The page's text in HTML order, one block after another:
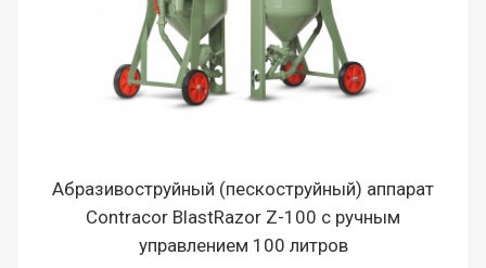
Абразивоструйный (пескоструйный) аппарат
Contracor BlastRazor Z-100 с ручным
управлением 100 литров